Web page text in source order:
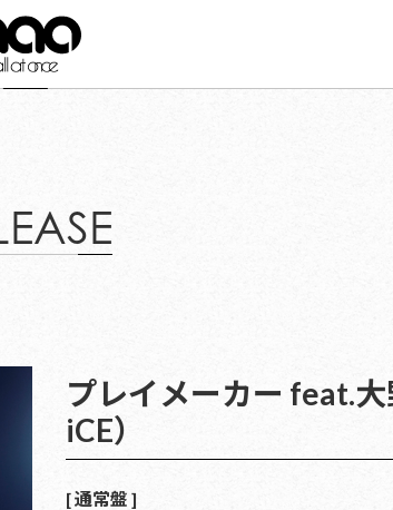
プレイメーカー feat.
iCE）
[ 通常盤 ]